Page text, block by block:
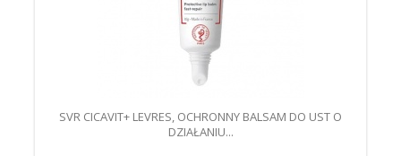
SVR CICAVIT+ LEVRES, OCHRONNY BALSAM DO UST O
DZIAŁANIU...